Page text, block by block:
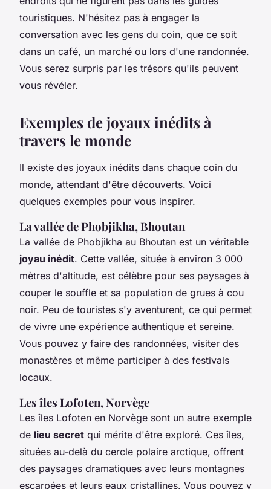
touristiques. N'hésitez pas à engager la
conversation avec les gens du coin, que ce soit
dans un café, un marché ou lors d'une randonnée.
Vous serez surpris par les trésors qu'ils peuvent
vous révéler.
Exemples de joyaux inédits à
travers le monde
Il existe des joyaux inédits dans chaque coin du
monde, attendant d'être découverts. Voici
quelques exemples pour vous inspirer.
La vallée de Phobjikha, Bhoutan
La vallée de Phobjikha au Bhoutan est un véritable
joyau inédit. Cette vallée, située à environ 3 000
mètres d'altitude, est célèbre pour ses paysages à
couper le souffle et sa population de grues à cou
noir. Peu de touristes s'y aventurent, ce qui permet
de vivre une expérience authentique et sereine.
Vous pouvez y faire des randonnées, visiter des
monastères et même participer à des festivals
locaux.
Les îles Lofoten, Norvège
Les îles Lofoten en Norvège sont un autre exemple
de lieu secret qui mérite d'être exploré. Ces îles,
situées au-delà du cercle polaire arctique, offrent
des paysages dramatiques avec leurs montagnes
escarpées et leurs eaux cristallines. Vous pouvez y